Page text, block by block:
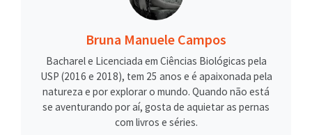
Bruna Manuele Campos
Bacharel e Licenciada em Ciências Biológicas pela
USP (2016 e 2018), tem 25 anos e é apaixonada pela
natureza e por explorar o mundo. Quando não está
se aventurando por aí, gosta de aquietar as pernas
com livros e séries.